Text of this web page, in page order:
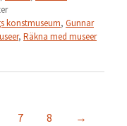
konstmuseum, Gunnar
, Räkna med museer
7 8 →